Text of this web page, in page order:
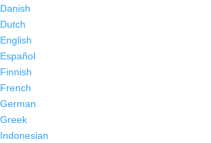
Danish
Dutch
English
Español
Finnish
French
German
Greek
Indonesian